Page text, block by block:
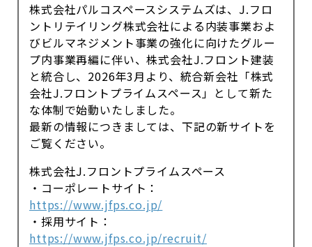
株式会社パルコスペースシステムズは、J.フロ
ントリテイリング株式会社による内装事業およ
びビルマネジメント事業の強化に向けたグルー
プ内事業再編に伴い、株式会社J.フロント建装
と統合し、2026年3月より、統合新会社「株式
会社J.フロントプライムスペース」として新た
な体制で始動いたしました。
最新の情報につきましては、下記の新サイトを
ご覧ください。
株式会社J.フロントプライムスペース
・コーポレートサイト：
https://www.jfps.co.jp/
・採用サイト：
https://www.jfps.co.jp/recruit/